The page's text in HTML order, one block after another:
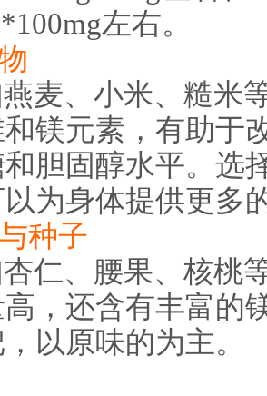
左右。
麦、小米、糙米
镁元素，有助于
胆固醇水平。选
为身体提供更多
种子
仁、腰果、核桃
高，还含有丰富的
以原味的为主。